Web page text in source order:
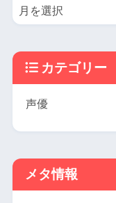
カテゴリー
メタ情報